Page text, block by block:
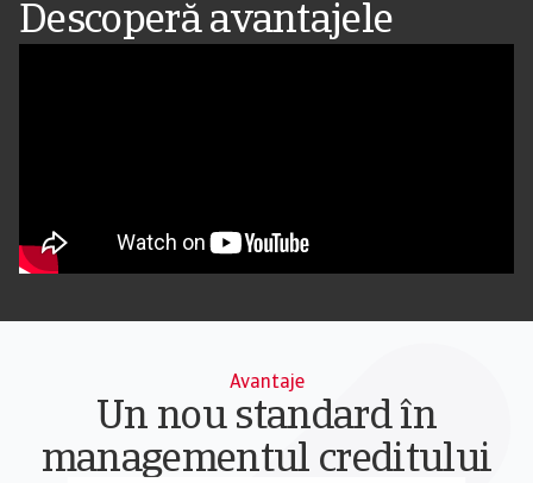
Descoperă avantajele
Avantaje
Un nou standard în
managementul creditului